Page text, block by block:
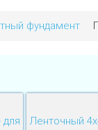
фундамент
для
Ленточный